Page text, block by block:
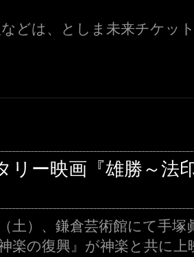
どは、としま未来チケッ
リー映画『雄勝～法
土）、鎌倉芸術館にて手
楽の復興』が神楽と共に